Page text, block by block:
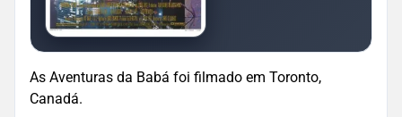
As Aventuras da Babá foi filmado em Toronto,
Canadá.